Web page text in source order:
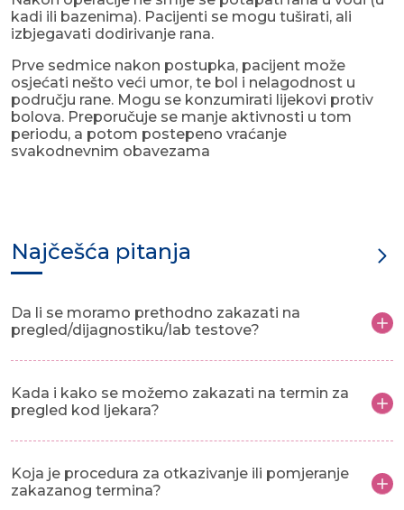
kadi ili bazenima). Pacijenti se mogu tuširati, ali
izbjegavati dodirivanje rana.
Prve sedmice nakon postupka, pacijent može
osjećati nešto veći umor, te bol i nelagodnost u
području rane. Mogu se konzumirati lijekovi protiv
bolova. Preporučuje se manje aktivnosti u tom
periodu, a potom postepeno vraćanje
svakodnevnim obavezama
Najčešća pitanja
Da li se moramo prethodno zakazati na
pregled/dijagnostiku/lab testove?
Kada i kako se možemo zakazati na termin za
pregled kod ljekara?
Koja je procedura za otkazivanje ili pomjeranje
zakazanog termina?